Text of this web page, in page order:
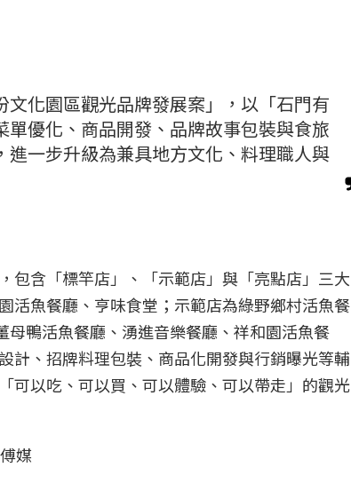
化園區觀光品牌發展案」，以「石門有
優化、商品開發、品牌故事包裝與食旅
一步升級為兼具地方文化、料理職人與
包含「標竿店」、「示範店」與「亮點店」三大
活魚餐廳、亨味食堂；示範店為綠野鄉村活魚餐
鴨活魚餐廳、湧進音樂餐廳、祥和園活魚餐
計、招牌料理包裝、商品化開發與行銷曝光等輔
可以吃、可以買、可以體驗、可以帶走」的觀光